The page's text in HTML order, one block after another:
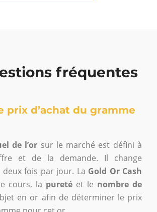
fréquentes
prix d’achat du gramme
de l’or sur le marché est défini à
et de la demande. Il change
deux fois par jour. La Gold Or Cash
cours, la pureté et le nombre de
en or afin de déterminer le prix